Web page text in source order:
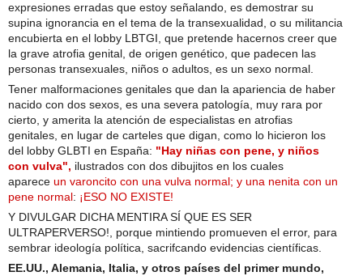
expresiones erradas que estoy señalando, es demostrar su
supina ignorancia en el tema de la transexualidad, o su militancia
encubierta en el lobby LBTGI, que pretende hacernos creer que
la grave atrofia genital, de origen genético, que padecen las
personas transexuales, niños o adultos, es un sexo normal.
Tener malformaciones genitales que dan la apariencia de haber
nacido con dos sexos, es una severa patología, muy rara por
cierto, y amerita la atención de especialistas en atrofias
genitales, en lugar de carteles que digan, como lo hicieron los
del lobby GLBTI en España: "Hay niñas con pene, y niños
con vulva", ilustrados con dos dibujitos en los cuales
aparece un varoncito con una vulva normal; y una nenita con un
pene normal: ¡ESO NO EXISTE!
Y DIVULGAR DICHA MENTIRA SÍ QUE ES SER
ULTRAPERVERSO!, porque mintiendo promueven el error, para
sembrar ideología política, sacrifcando evidencias científicas.
EE.UU., Alemania, Italia, y otros países del primer mundo,